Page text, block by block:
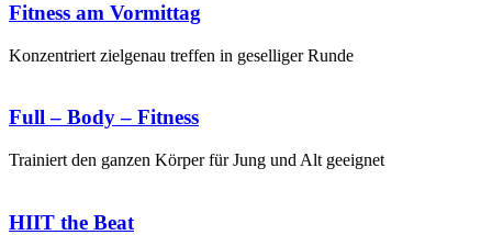
Fitness am Vormittag
Konzentriert zielgenau treffen in geselliger Runde
Full – Body – Fitness
Trainiert den ganzen Körper für Jung und Alt geeignet
HIIT the Beat